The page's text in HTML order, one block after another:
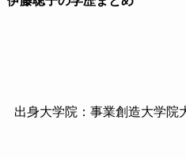
出身大学院：事業創造大学院